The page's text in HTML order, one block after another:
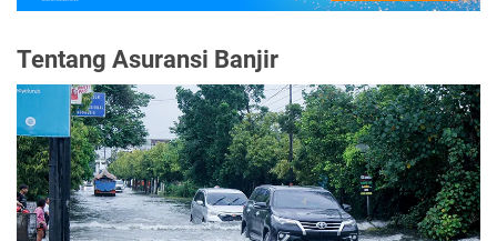
Tentang Asuransi Banjir